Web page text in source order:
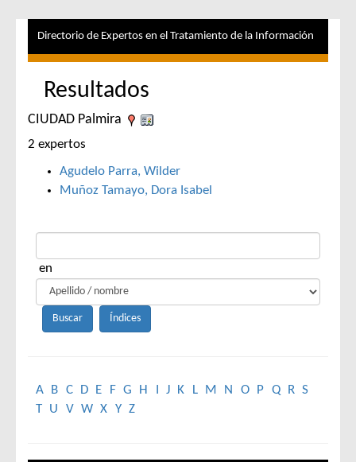
Directorio de Expertos en el Tratamiento de la Información
Resultados
CIUDAD Palmira
2 expertos
Agudelo Parra, Wilder
Muñoz Tamayo, Dora Isabel
en
A B C D E F G H J K L M N O P Q R S
T U V W X Y Z